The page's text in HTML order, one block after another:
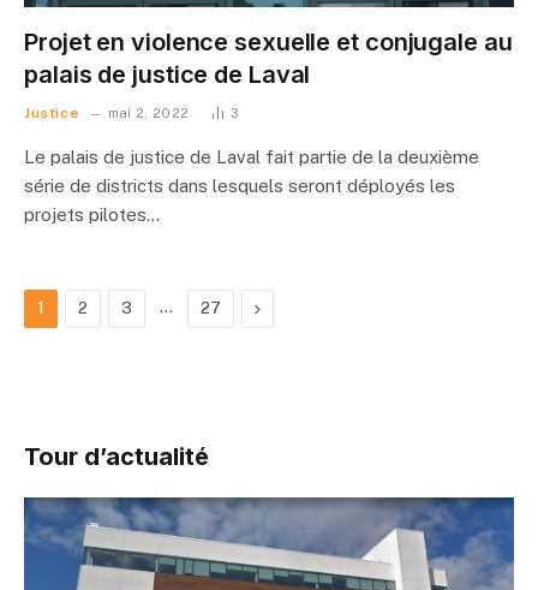
Projet en violence sexuelle et conjugale au
palais de justice de Laval
Justice mai 2, 2022 3
Le palais de justice de Laval fait partie de la deuxième
série de districts dans lesquels seront déployés les
projets pilotes…
1 2 3 … 27 Suivant
Tour d’actualité